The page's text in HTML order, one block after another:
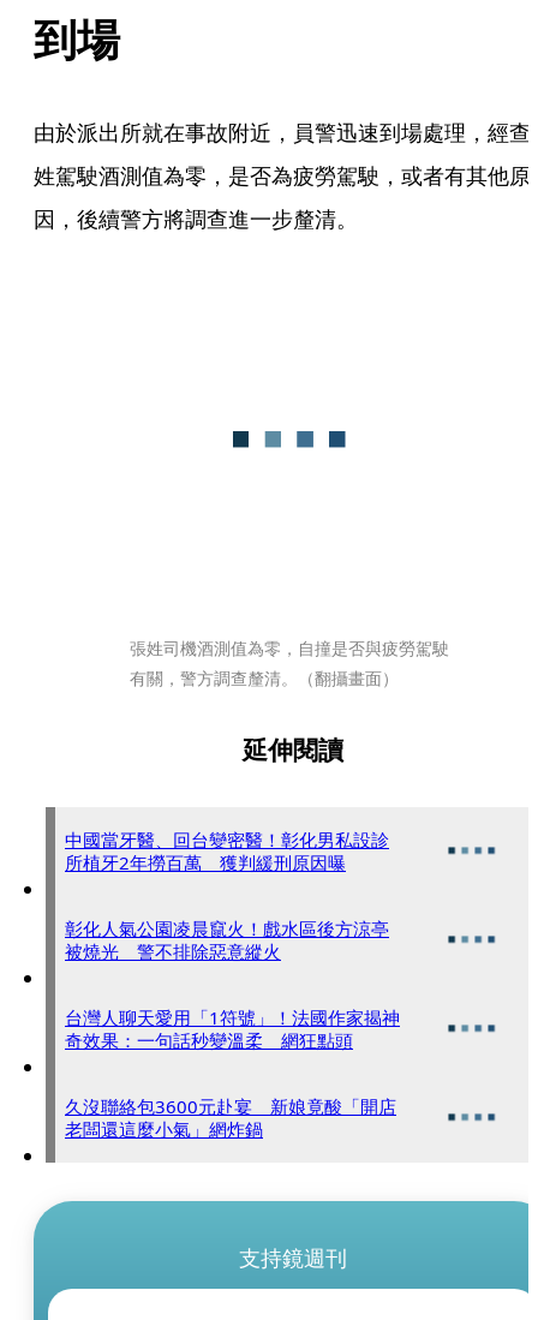
到場
由於派出所就在事故附近，員警迅速到場處理，經查
姓駕駛酒測值為零，是否為疲勞駕駛，或者有其他原
因，後續警方將調查進一步釐清。
張姓司機酒測值為零，自撞是否與疲勞駕駛
有關，警方調查釐清。（翻攝畫面）
延伸閱讀
中國當牙醫、回台變密醫！彰化男私設診
所植牙2年撈百萬 獲判緩刑原因曝
彰化人氣公園凌晨竄火！戲水區後方涼亭
被燒光 警不排除惡意縱火
台灣人聊天愛用「1符號」！法國作家揭神
奇效果：一句話秒變溫柔 網狂點頭
久沒聯絡包3600元赴宴 新娘竟酸「開店
老闆還這麼小氣」網炸鍋
支持鏡週刊